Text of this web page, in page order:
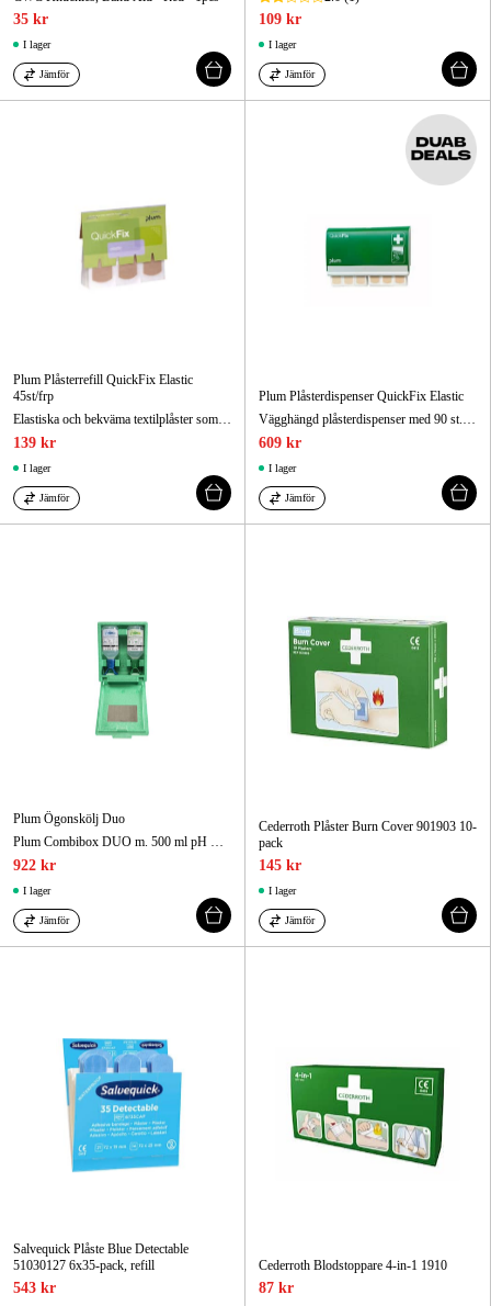
35 kr
I lager
Jämför
109 kr
I lager
Jämför
Plum Plåsterrefill QuickFix Elastic
45st/frp
139 kr
I lager
Jämför
Plum Plåsterdispenser QuickFix Elastic
609 kr
I lager
Jämför
Plum Ögonskölj Duo
Plum Combibox DUO m. 500 ml pH Neutral DUO och 500 ml Plum Ögonskölj DUO
922 kr
I lager
Jämför
Cederroth Plåster Burn Cover 901903 10-
pack
145 kr
I lager
Jämför
Salvequick Plåste Blue Detectable
51030127 6x35-pack, refill
543 kr
Cederroth Blodstoppare 4-in-1 1910
87 kr